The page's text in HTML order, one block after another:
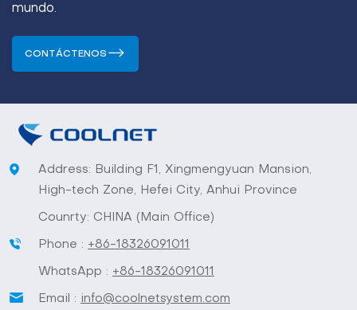
mundo.
CONTÁCTENOS
Address: Building F1, Xingmengyuan Mansion,
High-tech Zone, Hefei City, Anhui Province
Counrty: CHINA (Main Office)
Phone : +86-18326091011
WhatsApp : +86-18326091011
Email : info@coolnetsystem.com